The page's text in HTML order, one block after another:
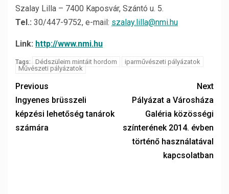
Szalay Lilla – 7400 Kaposvár, Szántó u. 5.
Tel.: 30/447-9752, e-mail: szalay.lilla@nmi.hu
Link: http://www.nmi.hu
Tags: Dédszüleim mintáit hordom
iparművészeti pályázatok
Művészeti pályázatok
Previous
Ingyenes brüsszeli
képzési lehetőség tanárok
számára
Next
Pályázat a Városháza
Galéria közösségi
színterének 2014. évben
történő használatával
kapcsolatban